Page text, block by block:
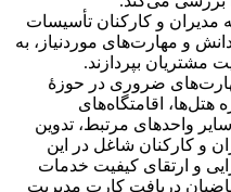
مدیران و کارکنان تأسیسات
و مهارت‌های موردنیاز، به
مشتریان بپردازند.
ضروری در حوزۀ
اقامتگاه‌های
واحدهای مرتبط، تدوین
و کارکنان شاغل در این
و ارتقای کیفیت خدمات
دریافت کارت مدیریت